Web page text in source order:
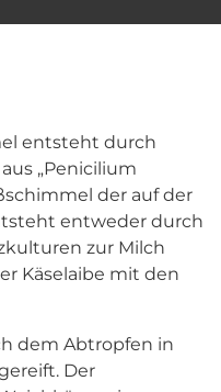
entsteht durch
„Penicilium
der auf der
entweder durch
zur Milch
Käselaibe mit den
dem Abtropfen in
Der